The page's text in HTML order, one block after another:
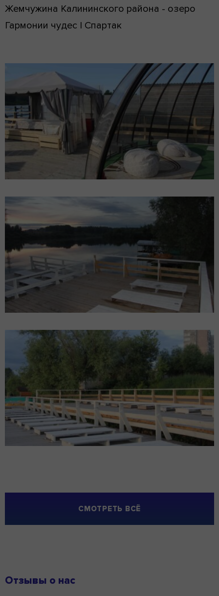
Жемчужина Калининского района - озеро
Гармонии чудес | Спартак
СМОТРЕТЬ ВСЁ
Отзывы о нас